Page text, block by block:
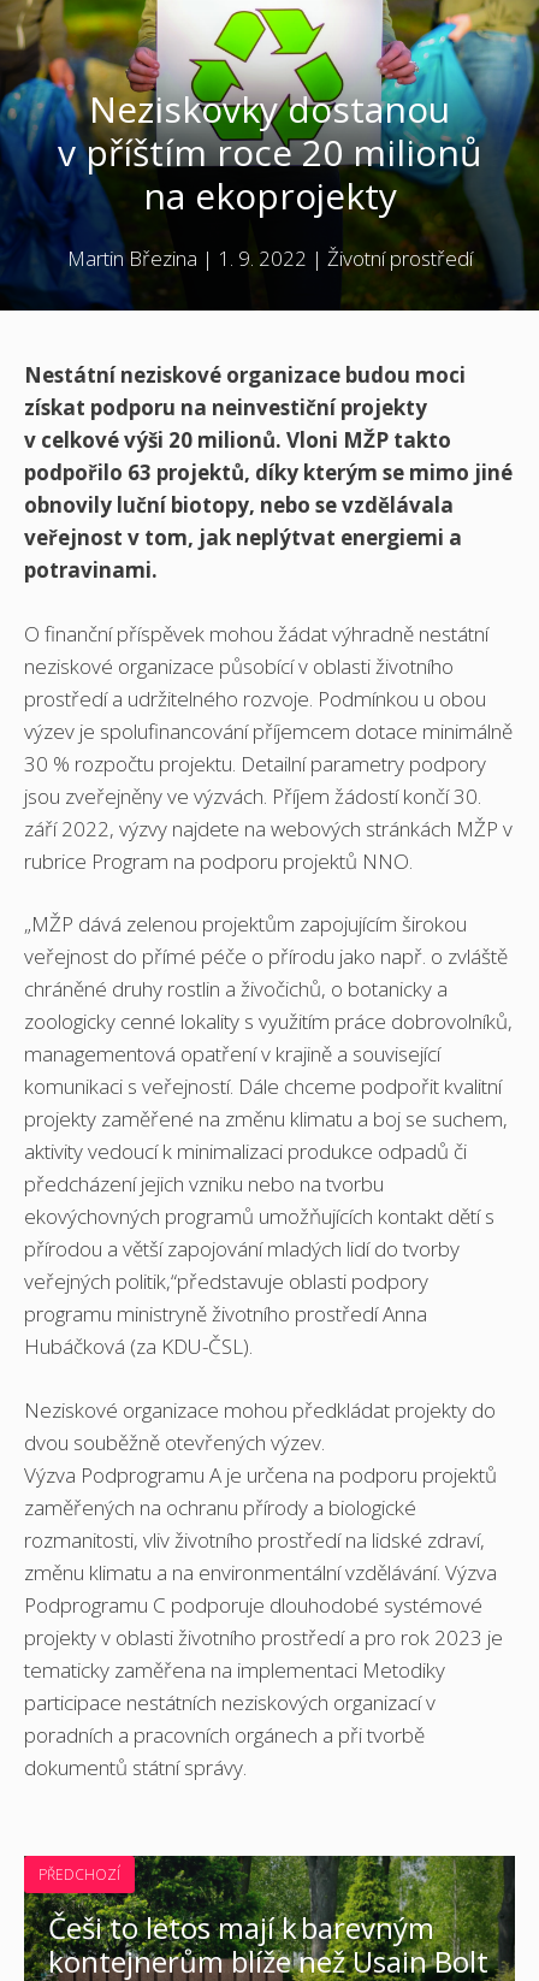
Neziskovky dostanou
v příštím roce 20 milionů
na ekoprojekty
Martin Březina | 1. 9. 2022 | Životní prostředí
Nestátní neziskové organizace budou moci
získat podporu na neinvestiční projekty
v celkové výši 20 milionů. Vloni MŽP takto
podpořilo 63 projektů, díky kterým se mimo jiné
obnovily luční biotopy, nebo se vzdělávala
veřejnost v tom, jak neplýtvat energiemi a
potravinami.
O finanční příspěvek mohou žádat výhradně nestátní
neziskové organizace působící v oblasti životního
prostředí a udržitelného rozvoje. Podmínkou u obou
výzev je spolufinancování příjemcem dotace minimálně
30 % rozpočtu projektu. Detailní parametry podpory
jsou zveřejněny ve výzvách. Příjem žádostí končí 30.
září 2022, výzvy najdete na webových stránkách MŽP v
rubrice Program na podporu projektů NNO.
„MŽP dává zelenou projektům zapojujícím širokou
veřejnost do přímé péče o přírodu jako např. o zvláště
chráněné druhy rostlin a živočichů, o botanicky a
zoologicky cenné lokality s využitím práce dobrovolníků,
managementová opatření v krajině a související
komunikaci s veřejností. Dále chceme podpořit kvalitní
projekty zaměřené na změnu klimatu a boj se suchem,
aktivity vedoucí k minimalizaci produkce odpadů či
předcházení jejich vzniku nebo na tvorbu
ekovýchovných programů umožňujících kontakt dětí s
přírodou a větší zapojování mladých lidí do tvorby
veřejných politik,“představuje oblasti podpory
programu ministryně životního prostředí Anna
Hubáčková (za KDU-ČSL).
Neziskové organizace mohou předkládat projekty do
dvou souběžně otevřených výzev.
Výzva Podprogramu A je určena na podporu projektů
zaměřených na ochranu přírody a biologické
rozmanitosti, vliv životního prostředí na lidské zdraví,
změnu klimatu a na environmentální vzdělávání. Výzva
Podprogramu C podporuje dlouhodobé systémové
projekty v oblasti životního prostředí a pro rok 2023 je
tematicky zaměřena na implementaci Metodiky
participace nestátních neziskových organizací v
poradních a pracovních orgánech a při tvorbě
dokumentů státní správy.
PŘEDCHOZÍ
Češi to letos mají k barevným
kontejnerům blíže než Usain Bolt